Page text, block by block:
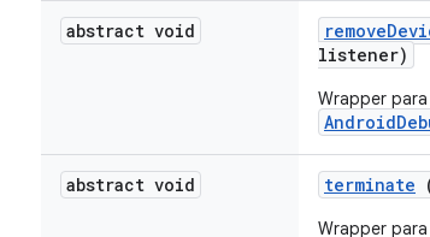
abstract void remove
listener)
Wrapper para
abstract void terminate
Wrapper para